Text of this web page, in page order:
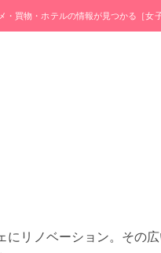
買物・ホテルの情報が見つかる［女子
にリノベーション。その